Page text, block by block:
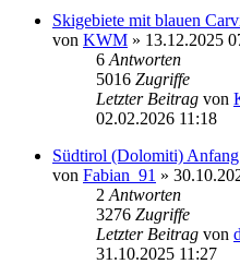
Skigebiete mit blauen
von KWM » 13.12.2025
6 Antworten
5016 Zugriffe
Letzter Beitrag von
02.02.2026 11:18
Südtirol (Dolomiti)
von Fabian_91 »
2 Antworten
3276 Zugriffe
Letzter Beitrag von
31.10.2025 11:27